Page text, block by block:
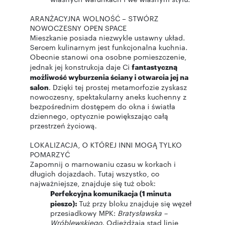
ARANŻACYJNA WOLNOŚĆ – STWÓRZ
NOWOCZESNY OPEN SPACE
Mieszkanie posiada niezwykle ustawny układ.
Sercem kulinarnym jest funkcjonalna kuchnia.
Obecnie stanowi ona osobne pomieszczenie,
jednak jej konstrukcja daje Ci fantastyczną
możliwość wyburzenia ściany i otwarcia jej na
salon. Dzięki tej prostej metamorfozie zyskasz
nowoczesny, spektakularny aneks kuchenny z
bezpośrednim dostępem do okna i światła
dziennego, optycznie powiększając całą
przestrzeń życiową.
LOKALIZACJA, O KTÓREJ INNI MOGĄ TYLKO
POMARZYĆ
Zapomnij o marnowaniu czasu w korkach i
długich dojazdach. Tutaj wszystko, co
najważniejsze, znajduje się tuż obok:
Perfekcyjna komunikacja (1 minuta
pieszo): Tuż przy bloku znajduje się węzeł
przesiadkowy MPK: Bratysławska –
Wróblewskiego. Odjeżdżają stąd linie